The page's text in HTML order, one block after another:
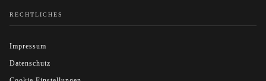
RECHTLICHES
Impressum
Datenschutz